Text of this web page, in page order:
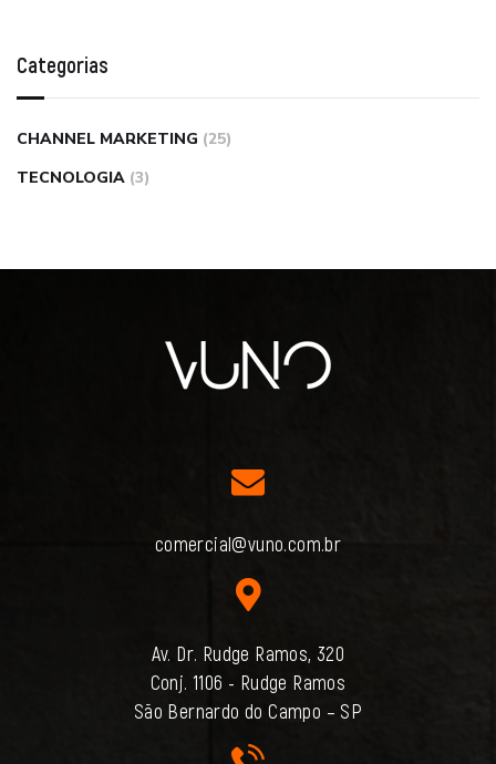
Categorias
CHANNEL MARKETING (25)
TECNOLOGIA (3)
comercial@vuno.com.br
Av. Dr. Rudge Ramos, 320
Conj. 1106 - Rudge Ramos
São Bernardo do Campo – SP